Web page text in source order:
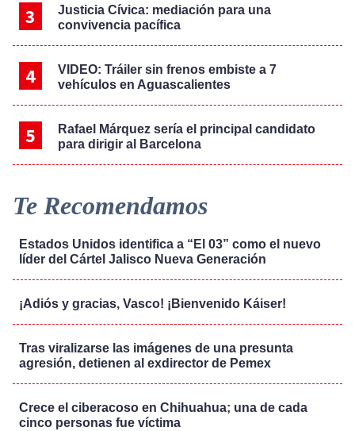
Justicia Cívica: mediación para una
convivencia pacífica
VIDEO: Tráiler sin frenos embiste a 7
vehículos en Aguascalientes
Rafael Márquez sería el principal candidato
para dirigir al Barcelona
Te Recomendamos
Estados Unidos identifica a “El 03” como el nuevo
líder del Cártel Jalisco Nueva Generación
¡Adiós y gracias, Vasco! ¡Bienvenido Káiser!
Tras viralizarse las imágenes de una presunta
agresión, detienen al exdirector de Pemex
Crece el ciberacoso en Chihuahua; una de cada
cinco personas fue víctima